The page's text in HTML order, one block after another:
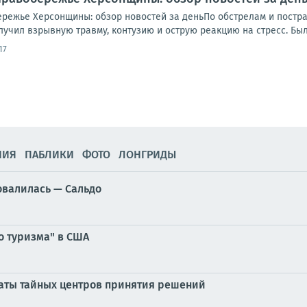
Херсонщины: обзор новостей за деньПо обстрелам и
взрывную травму, контузию и острую реакцию на стресс.
ПАБЛИКИ ФОТО ЛОНГРИДЫ
— Сальдо
туризма" в США
тайных центров принятия решений